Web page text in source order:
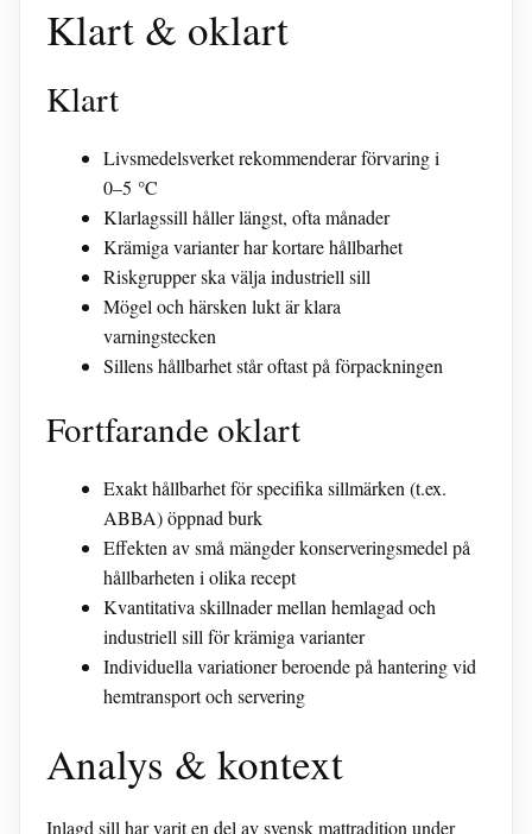
Klart & oklart
Klart
Livsmedelsverket rekommenderar förvaring i
0–5 °C
Klarlagssill håller längst, ofta månader
Krämiga varianter har kortare hållbarhet
Riskgrupper ska välja industriell sill
Mögel och härsken lukt är klara
varningstecken
Sillens hållbarhet står oftast på förpackningen
Fortfarande oklart
Exakt hållbarhet för specifika sillmärken (t.ex.
ABBA) öppnad burk
Effekten av små mängder konserveringsmedel på
hållbarheten i olika recept
Kvantitativa skillnader mellan hemlagad och
industriell sill för krämiga varianter
Individuella variationer beroende på hantering vid
hemtransport och servering
Analys & kontext
Inlagd sill har varit en del av svensk mattradition under